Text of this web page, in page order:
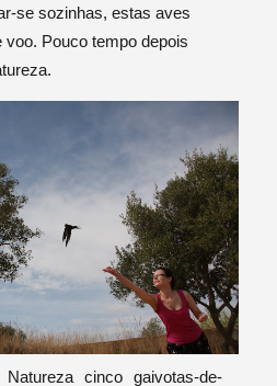
se sozinhas, estas aves
voo. Pouco tempo depois
cinco gaivotas-de-